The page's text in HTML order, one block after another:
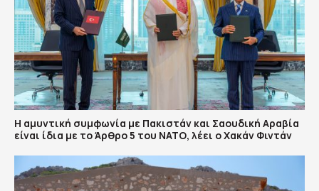
Η αμυντική συμφωνία με Πακιστάν και Σαουδική Αραβία
είναι ίδια με το Άρθρο 5 του ΝΑΤΟ, λέει ο Χακάν Φιντάν